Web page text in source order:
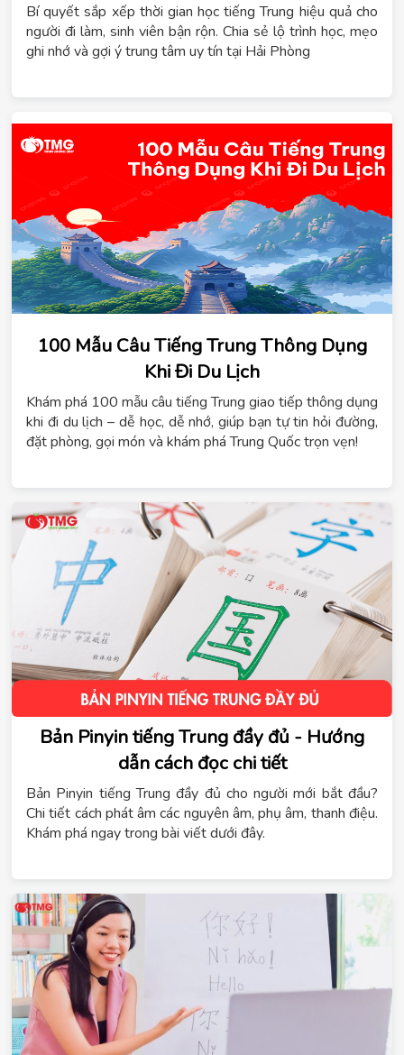
Bí quyết sắp xếp thời gian học tiếng Trung hiệu quả cho
người đi làm, sinh viên bận rộn. Chia sẻ lộ trình học, mẹo
ghi nhớ và gợi ý trung tâm uy tín tại Hải Phòng
100 Mẫu Câu Tiếng Trung Thông Dụng
Khi Đi Du Lịch
Khám phá 100 mẫu câu tiếng Trung giao tiếp thông dụng
khi đi du lịch – dễ học, dễ nhớ, giúp bạn tự tin hỏi đường,
đặt phòng, gọi món và khám phá Trung Quốc trọn vẹn!
Bản Pinyin tiếng Trung đầy đủ - Hướng
dẫn cách đọc chi tiết
Bản Pinyin tiếng Trung đầy đủ cho người mới bắt đầu?
Chi tiết cách phát âm các nguyên âm, phụ âm, thanh điệu.
Khám phá ngay trong bài viết dưới đây.